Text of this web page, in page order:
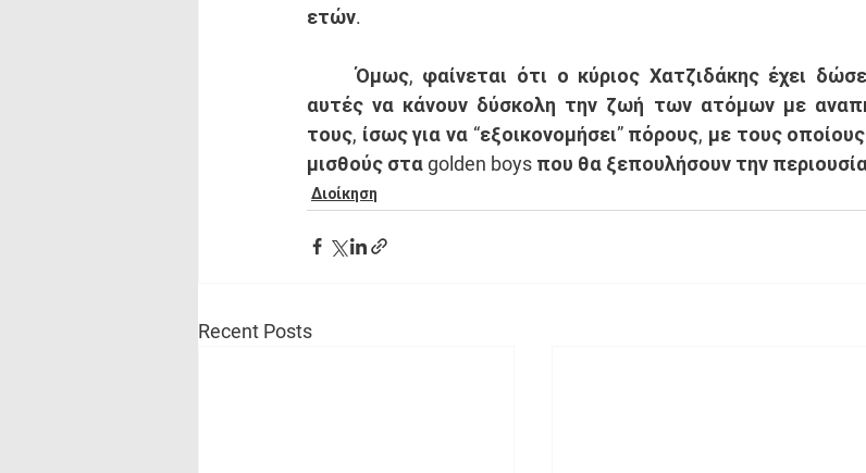
ετών.
	Όμως, φαίνεται ότι ο κύριος Χατζιδάκης έχει δώσει εντολή στις επιτροπές
αυτές να κάνουν δύσκολη την ζωή των ατόμων με
τους, ίσως για να “εξοικονομήσει” πόρους, με τους
μισθούς στα golden boys που θα ξεπουλήσουν την
Διοίκηση
Recent Posts